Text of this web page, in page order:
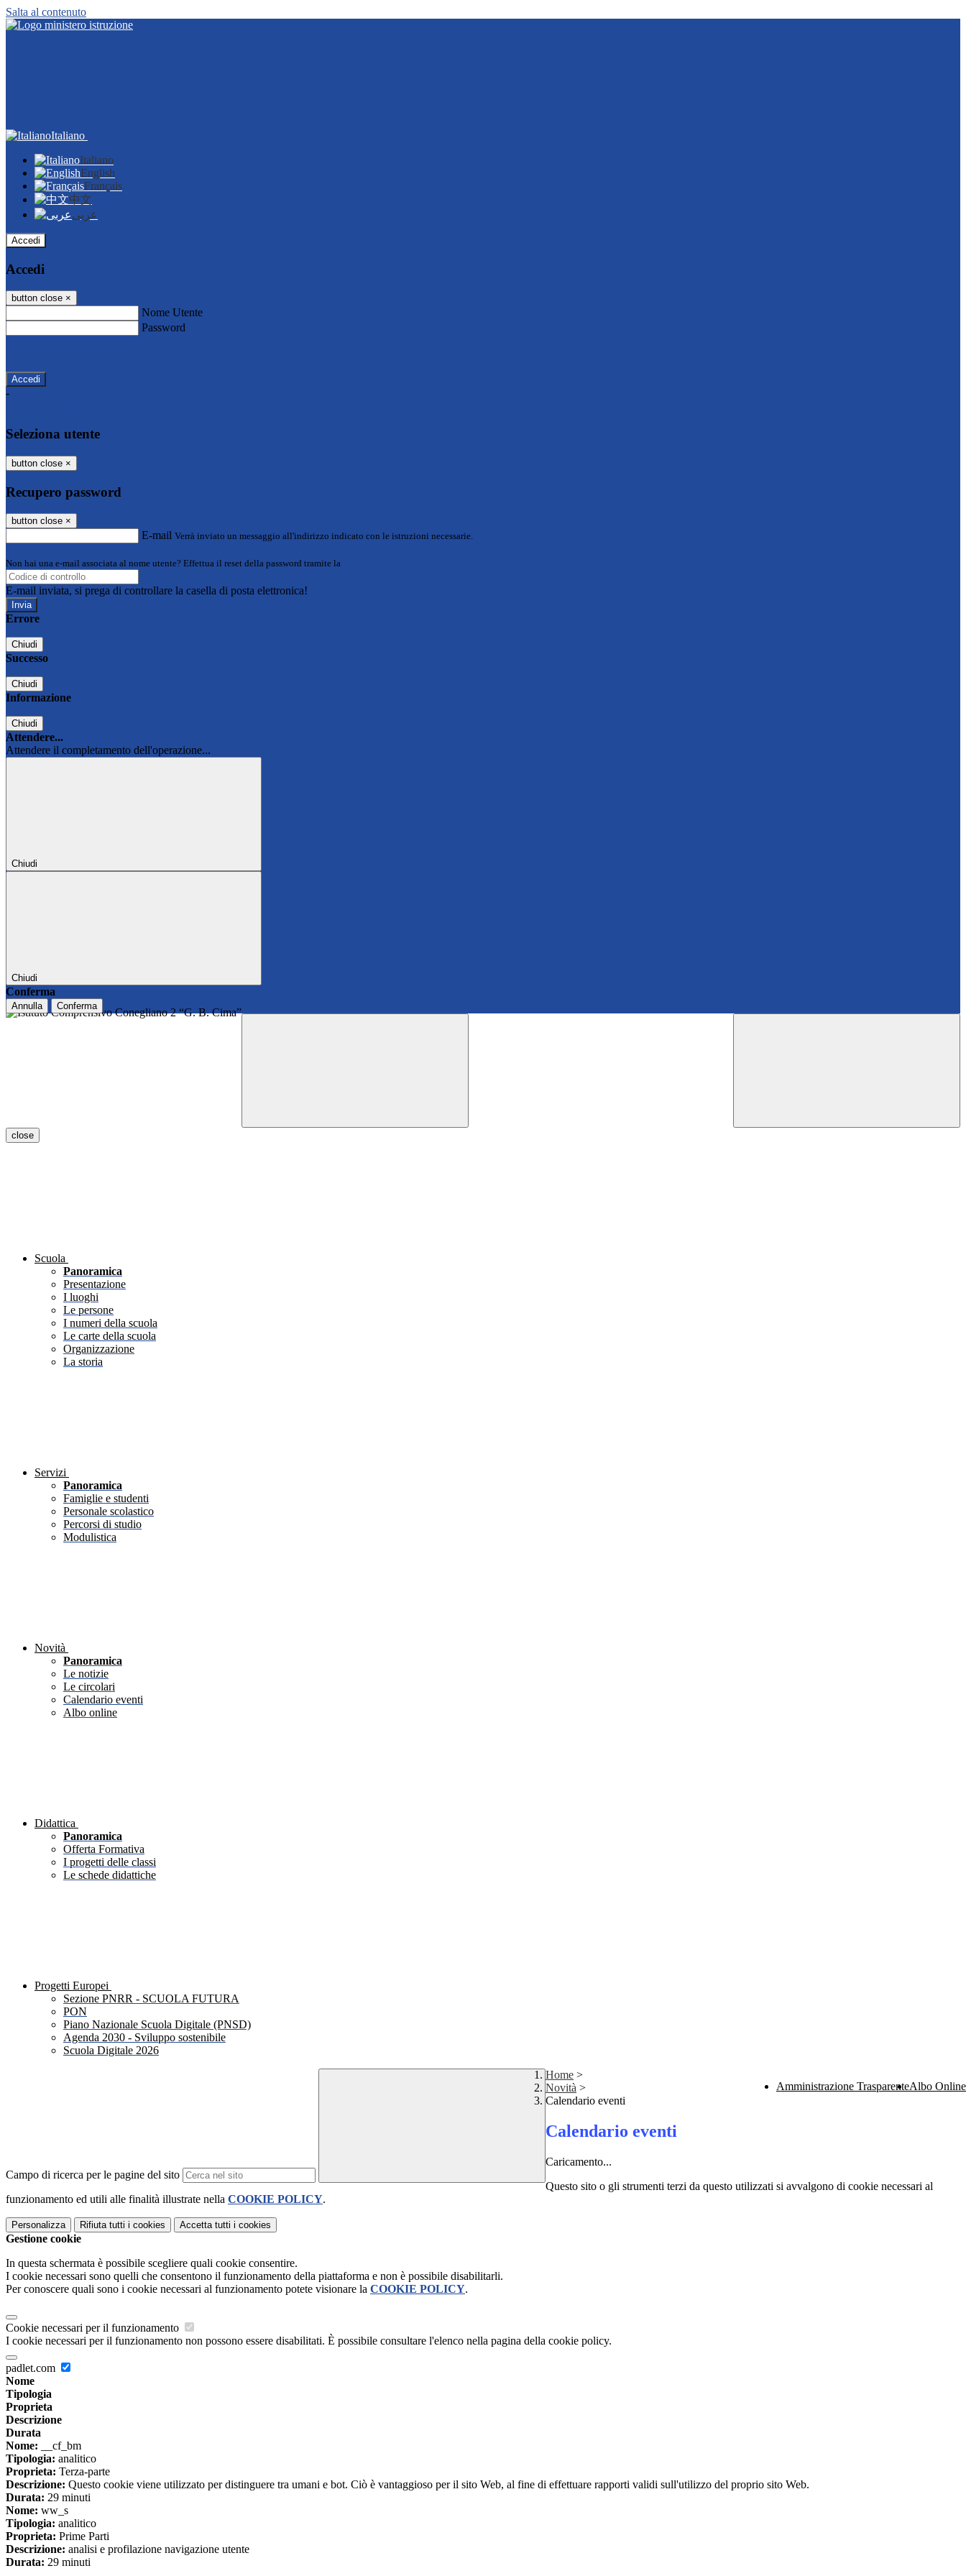
Salta al contenuto
Italiano
Italiano
English
Français
中文
عربى
Accedi
Accedi
button close ×
Nome Utente
Password
-
Seleziona utente
button close ×
Recupero password
button close ×
E-mail Verrà inviato un messaggio all'indirizzo indicato con le istruzioni necessarie.
Non hai una e-mail associata al nome utente? Effettua il reset della password tramite la
E-mail inviata, si prega di controllare la casella di posta elettronica!
Errore
Chiudi
Successo
Chiudi
Informazione
Chiudi
Attendere...
Attendere il completamento dell'operazione...
Chiudi
Chiudi
Conferma
Annulla Conferma
close
Scuola
Panoramica
Presentazione
I luoghi
Le persone
I numeri della scuola
Le carte della scuola
Organizzazione
La storia
Servizi
Panoramica
Famiglie e studenti
Personale scolastico
Percorsi di studio
Modulistica
Novità
Panoramica
Le notizie
Le circolari
Calendario eventi
Albo online
Didattica
Panoramica
Offerta Formativa
I progetti delle classi
Le schede didattiche
Progetti Europei
Sezione PNRR - SCUOLA FUTURA
PON
Piano Nazionale Scuola Digitale (PNSD)
Agenda 2030 - Sviluppo sostenibile
Scuola Digitale 2026
Amministrazione TrasparenteAlbo Online
Campo di ricerca per le pagine del sito
Home >
Novità >
Calendario eventi
Calendario eventi
Caricamento...
Questo sito o gli strumenti terzi da questo utilizzati si avvalgono di cookie necessari al
funzionamento ed utili alle finalità illustrate nella COOKIE POLICY.
Personalizza Rifiuta tutti i cookies Accetta tutti i cookies
Gestione cookie
In questa schermata è possibile scegliere quali cookie consentire.
I cookie necessari sono quelli che consentono il funzionamento della piattaforma e non è possibile disabilitarli.
Per conoscere quali sono i cookie necessari al funzionamento potete visionare la COOKIE POLICY.
Cookie necessari per il funzionamento
I cookie necessari per il funzionamento non possono essere disabilitati. È possibile consultare l'elenco nella pagina della cookie policy.
padlet.com
Nome
Tipologia
Proprieta
Descrizione
Durata
Nome: __cf_bm
Tipologia: analitico
Proprieta: Terza-parte
Descrizione: Questo cookie viene utilizzato per distinguere tra umani e bot. Ciò è vantaggioso per il sito Web, al fine di effettuare rapporti validi sull'utilizzo del proprio sito Web.
Durata: 29 minuti
Nome: ww_s
Tipologia: analitico
Proprieta: Prime Parti
Descrizione: analisi e profilazione navigazione utente
Durata: 29 minuti